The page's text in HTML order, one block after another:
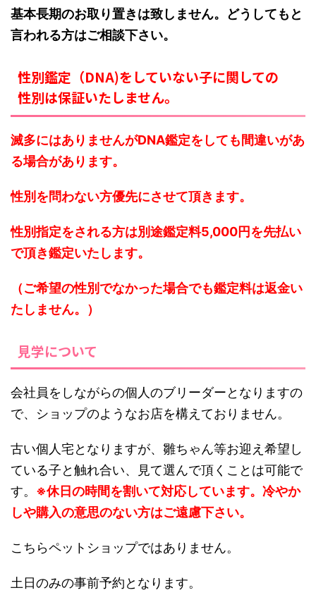
基本長期のお取り置きは致しません。どうしてもと
言われる方はご相談下さい。
性別鑑定（DNA)をしていない子に関しての
性別は保証いたしません。
滅多にはありませんがDNA鑑定をしても間違いがあ
る場合があります。
性別を問わない方優先にさせて頂きます。
性別指定をされる方は別途鑑定料5,000円を先払い
で頂き鑑定いたします。
（ご希望の性別でなかった場合でも鑑定料は返金い
たしません。）
見学について
会社員をしながらの個人のブリーダーとなりますの
で、ショップのようなお店を構えておりません。
古い個人宅となりますが、雛ちゃん等お迎え希望し
ている子と触れ合い、見て選んで頂くことは可能で
す。 ※休日の時間を割いて対応しています。冷やか
しや購入の意思のない方はご遠慮下さい。
こちらペットショップではありません。
土日のみの事前予約となります。